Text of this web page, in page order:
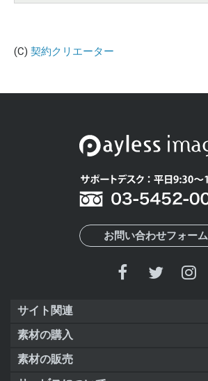
(C) 契約クリエーター
お問い合わせフォーム
サイト関連
素材の購入
素材の販売